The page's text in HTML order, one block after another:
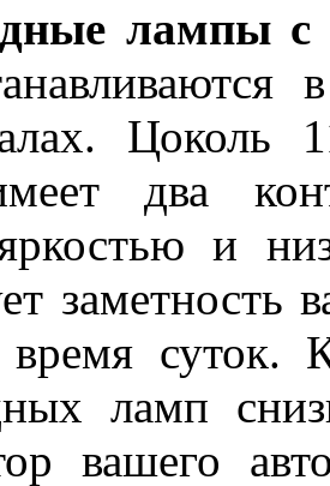
лампы
Цоколь
два
и
суток.
ламп
вашего